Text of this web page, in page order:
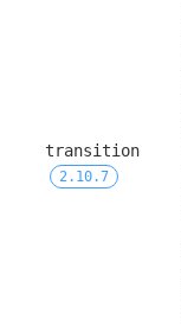
transition
2.10.7